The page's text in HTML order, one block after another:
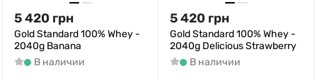
5 420 грн
Gold Standard 100% Whey -
2040g Banana
В наличии
5 420 грн
Gold Standard 100% Whey -
2040g Delicious Strawberry
В наличии